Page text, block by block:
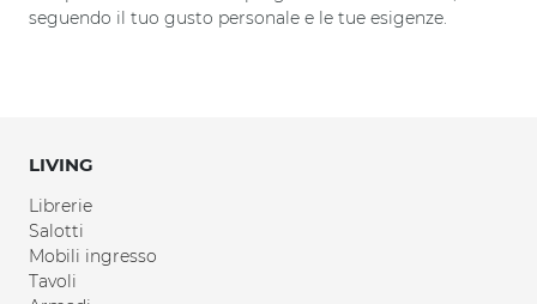
seguendo il tuo gusto personale e le tue esigenze.
LIVING
Librerie
Salotti
Mobili ingresso
Tavoli